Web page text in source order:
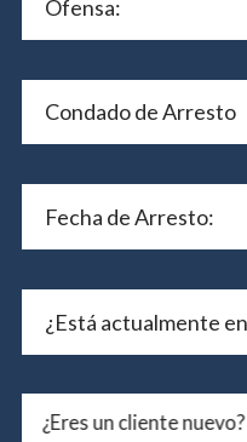
¿Eres un cliente nuevo?